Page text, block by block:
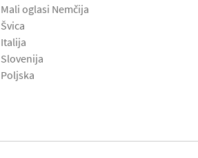
Mali oglasi Nemčija
Švica
Italija
Slovenija
Poljska